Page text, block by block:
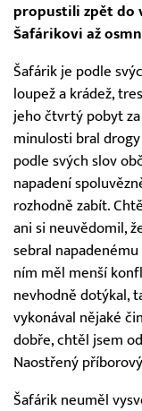
propustili zpět do
Šafárikovi až
Šafárik je podle
loupež a krádež,
jeho čtvrtý pobyt
minulosti bral
podle svých slov
napadení
rozhodně zabít.
ani si neuvědomil,
sebral
ním měl menší
nevhodně dotýkal,
vykonával nějaké
dobře, chtěl jsem
Naostřený
Šafárik neuměl